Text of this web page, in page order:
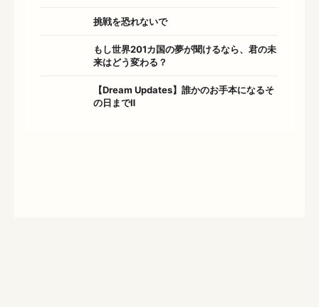
挑戦を恐れないで
もし世界201カ国の夢が聞けるなら、君の未
来はどう変わる？
【Dream Updates】誰かのお手本になるそ
の日までⅡ